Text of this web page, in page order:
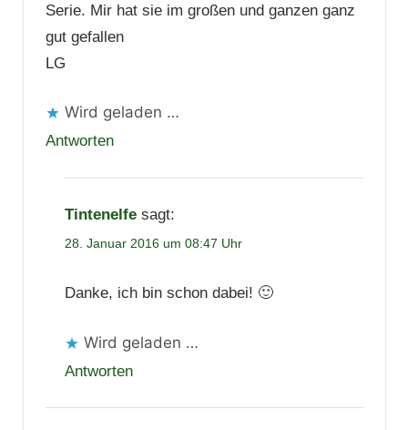
Serie. Mir hat sie im großen und ganzen ganz
gut gefallen
LG
Wird geladen …
Antworten
Tintenelfe sagt:
28. Januar 2016 um 08:47 Uhr
Danke, ich bin schon dabei! 🙂
Wird geladen …
Antworten